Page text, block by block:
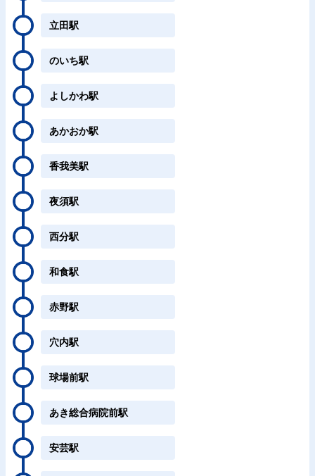
立田駅
のいち駅
よしかわ駅
あかおか駅
香我美駅
夜須駅
西分駅
和食駅
赤野駅
穴内駅
球場前駅
あき総合病院前駅
安芸駅